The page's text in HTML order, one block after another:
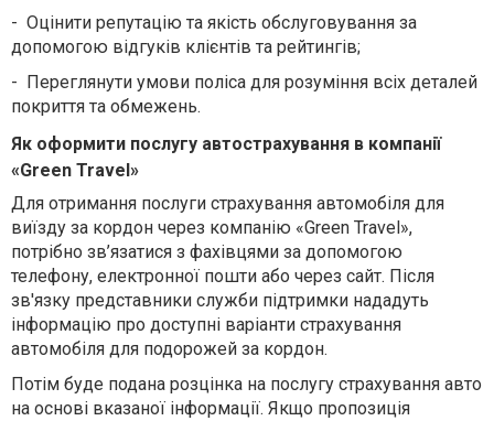
- Оцінити репутацію та якість обслуговування за
допомогою відгуків клієнтів та рейтингів;
-
Переглянути умови поліса для розуміння всіх деталей
покриття та обмежень.
Як оформити послугу автострахування в компанії
«Green Travel»
Для отримання послуги страхування автомобіля для
виїзду за кордон через компанію «Green Travel»,
потрібно зв’язатися з фахівцями за допомогою
телефону, електронної пошти або через сайт. Після
зв'язку представники служби підтримки нададуть
інформацію про доступні варіанти страхування
автомобіля для подорожей за кордон.
Потім буде подана розцінка на послугу страхування авто
на основі вказаної інформації. Якщо пропозиція